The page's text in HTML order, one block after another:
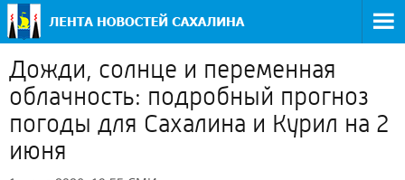
Дожди, солнце и переменная
облачность: подробный прогноз
погоды для Сахалина и Курил на 2
июня